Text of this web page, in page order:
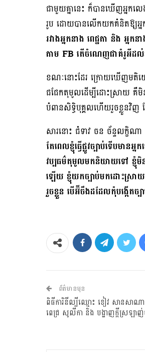
ជាមួយគ្នានេះ ក៏បានឃើញអ្នក
រូប ដោយបានលើកយកគំនិតឱ្យអ្នក
រវាងអ្នកនាង ពេជ្ជតា និង អ្ន
តាម FB តើចំណេញជាគំរូអីដល់
ខណៈនោះដែរ ក្រោយឃើញមតិយ
ជជែកតុមូលដើម្បីដោះស្រាយ គឺមិ
បំពានសិទ្ធិបុគ្គលហើយរួចខ្លួនវិ
សារនោះ ជំទាវ ចន ច័ន្ទលក្ខិណា
តែពេលខ្ញុំធ្វើផ្លូវច្បាប់ទើបម
វប្បធម៌តុមូលមកនិយាយទៅ ខ្ញុំ
ឡើយ ខ្ញុំយកច្បាប់មកដោះស្រា
រួចខ្លួន បើអ៊ីចឹងដដែលកុំបង្កើត
ព័ត៌មានមុន
ពិធីការិនីល្បីឈ្មោះ ខៀវ សានសាណ
ពេជ្រ សូលីកា និង បង្ហាញក្ដីស្រឡាញ់